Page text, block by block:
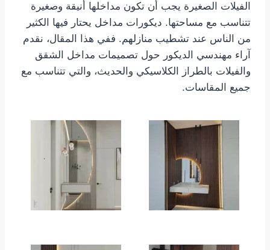
الفيلات الصغيرة يجب أن تكون مداخلها أنيقة وصغيرة
تتناسب مع مساحتها. ديكورات مداخل يحتار فيها الكثير
من الناس عند تشطيب منازلهم. ففي هذا المقال، نقدم
آراء مهندسي الديكور حول تصميمات مداخل الشقق
والفيلات بالطراز الكلاسيكي والحديث، والتي تتناسب مع
جميع المقاسات.